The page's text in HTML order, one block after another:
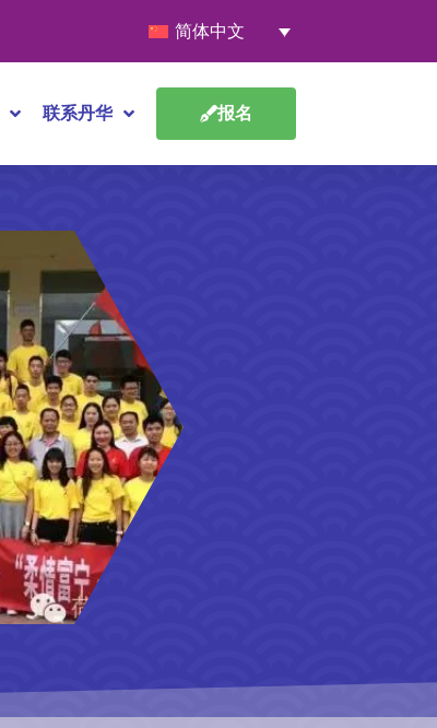
简体中文
联系丹华 报名